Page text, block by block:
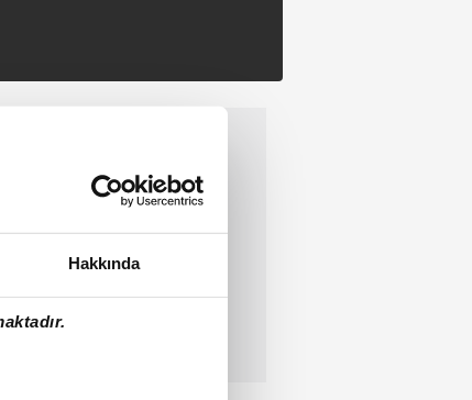
Hakkında